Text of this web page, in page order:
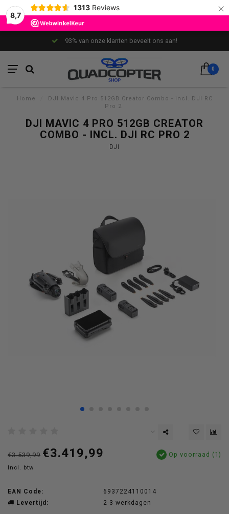
8,7
1313 Reviews ×
93% van onze klanten beveelt ons aan!
0
Home
DJI Mavic 4 Pro 512GB Creator Combo - incl. DJI RC
Pro 2
DJI MAVIC 4 PRO 512GB CREATOR
COMBO - INCL. DJI RC PRO 2
DJI
€3.539,99 €3.419,99
Incl. btw
Op voorraad (1)
EAN Code:
6937224110014
Levertijd:
2-3 werkdagen